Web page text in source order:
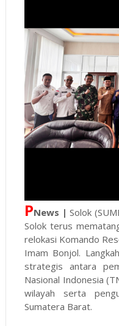
PNews |Solok
Solok terus
relokasi Komando
Imam Bonjol.
strategis antara
Nasional Indonesia
wilayah serta
Sumatera Barat.